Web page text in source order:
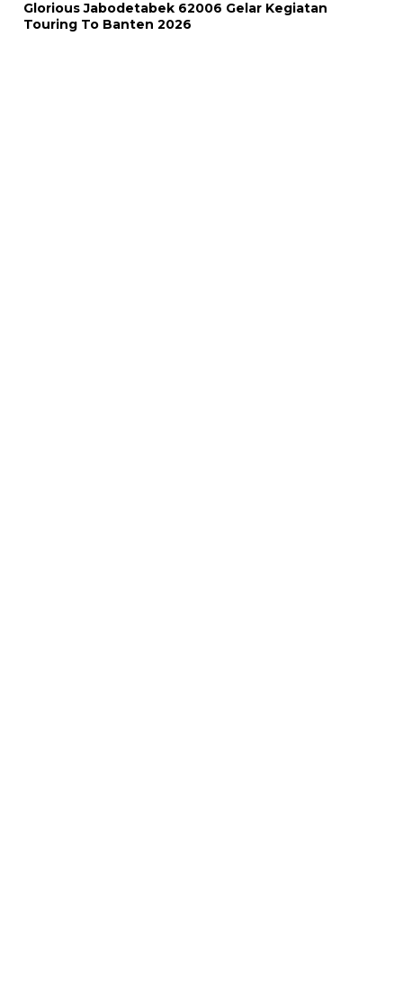
Glorious Jabodetabek 62006 Gelar Kegiatan
Touring To Banten 2026